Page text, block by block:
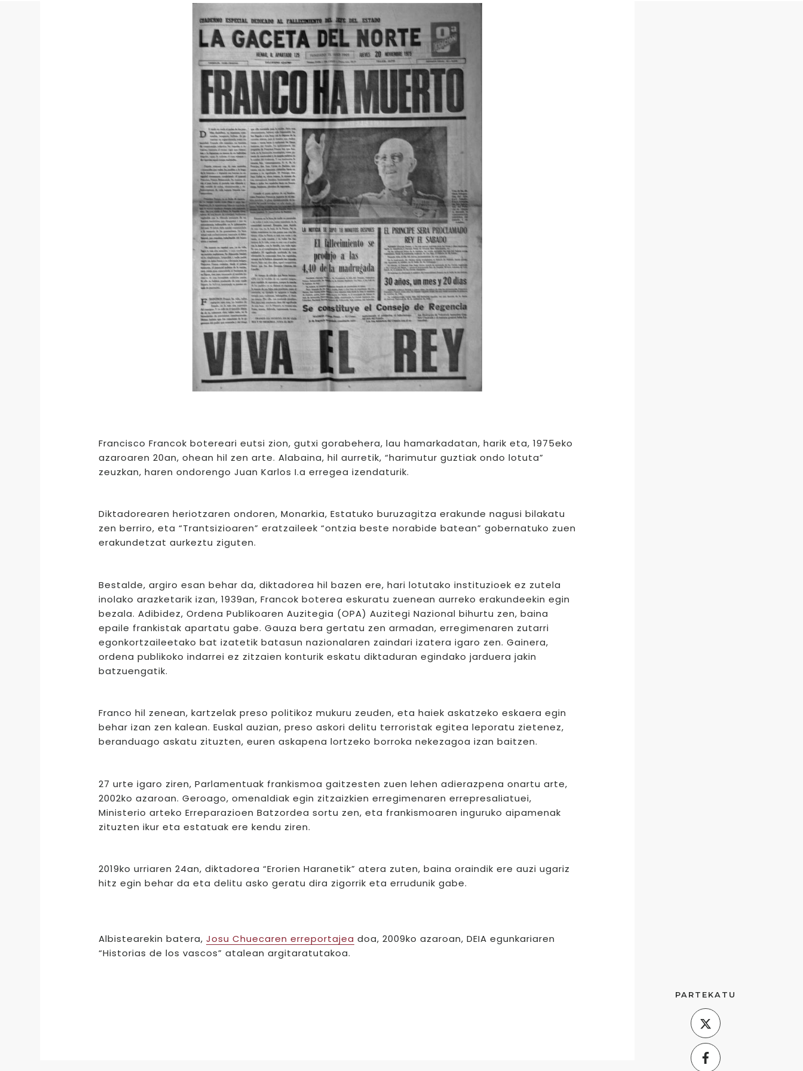
Francisco Francok botereari eutsi zion, gutxi gorabehera, lau hamarkadatan, harik eta, 1975eko
azaroaren 20an, ohean hil zen arte. Alabaina, hil aurretik, “harimutur guztiak ondo lotuta”
zeuzkan, haren ondorengo Juan Karlos I.a erregea izendaturik.
Diktadorearen heriotzaren ondoren, Monarkia, Estatuko buruzagitza erakunde nagusi bilakatu
zen berriro, eta “Trantsizioaren” eratzaileek “ontzia beste norabide batean” gobernatuko zuen
erakundetzat aurkeztu ziguten.
Bestalde, argiro esan behar da, diktadorea hil bazen ere, hari lotutako instituzioek ez zutela
inolako arazketarik izan, 1939an, Francok boterea eskuratu zuenean aurreko erakundeekin egin
bezala. Adibidez, Ordena Publikoaren Auzitegia (OPA) Auzitegi Nazional bihurtu zen, baina
epaile frankistak apartatu gabe. Gauza bera gertatu zen armadan, erregimenaren zutarri
egonkortzaileetako bat izatetik batasun nazionalaren zaindari izatera igaro zen. Gainera,
ordena publikoko indarrei ez zitzaien konturik eskatu diktaduran egindako jarduera jakin
batzuengatik.
Franco hil zenean, kartzelak preso politikoz mukuru zeuden, eta haiek askatzeko eskaera egin
behar izan zen kalean. Euskal auzian, preso askori delitu terroristak egitea leporatu zietenez,
beranduago askatu zituzten, euren askapena lortzeko borroka nekezagoa izan baitzen.
27 urte igaro ziren, Parlamentuak frankismoa gaitzesten zuen lehen adierazpena onartu arte,
2002ko azaroan. Geroago, omenaldiak egin zitzaizkien erregimenaren errepresaliatuei,
Ministerio arteko Erreparazioen Batzordea sortu zen, eta frankismoaren inguruko aipamenak
zituzten ikur eta estatuak ere kendu ziren.
2019ko urriaren 24an, diktadorea “Erorien Haranetik” atera zuten, baina oraindik ere auzi ugariz
hitz egin behar da eta delitu asko geratu dira zigorrik eta errudunik gabe.
Albistearekin batera, Josu Chuecaren erreportajea doa, 2009ko azaroan, DEIA egunkariaren
“Historias de los vascos” atalean argitaratutakoa.
PARTEKATU